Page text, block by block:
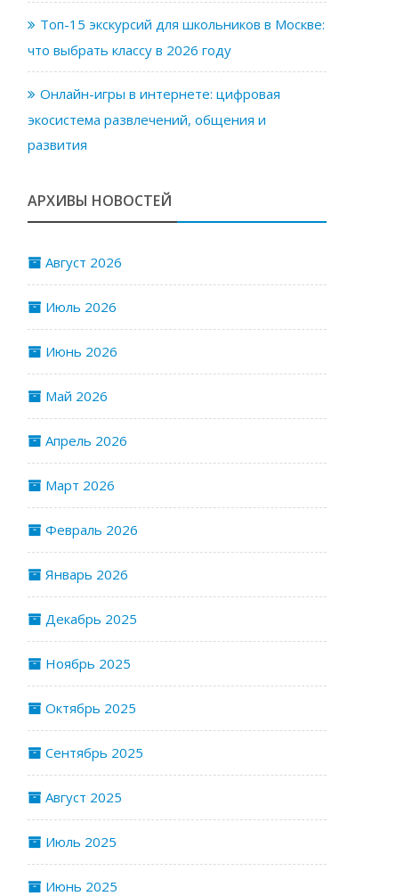
Топ-15 экскурсий для школьников в Москве:
что выбрать классу в 2026 году
Онлайн-игры в интернете: цифровая
экосистема развлечений, общения и
развития
АРХИВЫ НОВОСТЕЙ
Август 2026
Июль 2026
Июнь 2026
Май 2026
Апрель 2026
Март 2026
Февраль 2026
Январь 2026
Декабрь 2025
Ноябрь 2025
Октябрь 2025
Сентябрь 2025
Август 2025
Июль 2025
Июнь 2025